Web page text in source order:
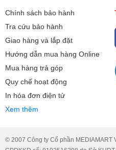
Chọn theo khối
lượng giặt:
9 -
Chất liệu vỏ máy: Kim
Chất liệu cửa máy:
Trọng lượng:
Chiều dài ống cấp
Chiều dài ống thoát
116
Chính sách bảo hành
Tra cứu bảo hành
Giao hàng và lắp đặt
Hướng dẫn mua hàng Online
Mua hàng trả góp
Quy chế hoạt động
In hóa đơn điện tử
Xem thêm
© 2007 Công ty Cổ phần MEDIAMART